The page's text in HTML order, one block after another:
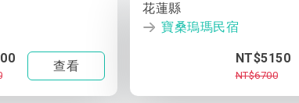
查看
花蓮縣
寶桑瑦瑪民宿
NT$5150
NT$6700